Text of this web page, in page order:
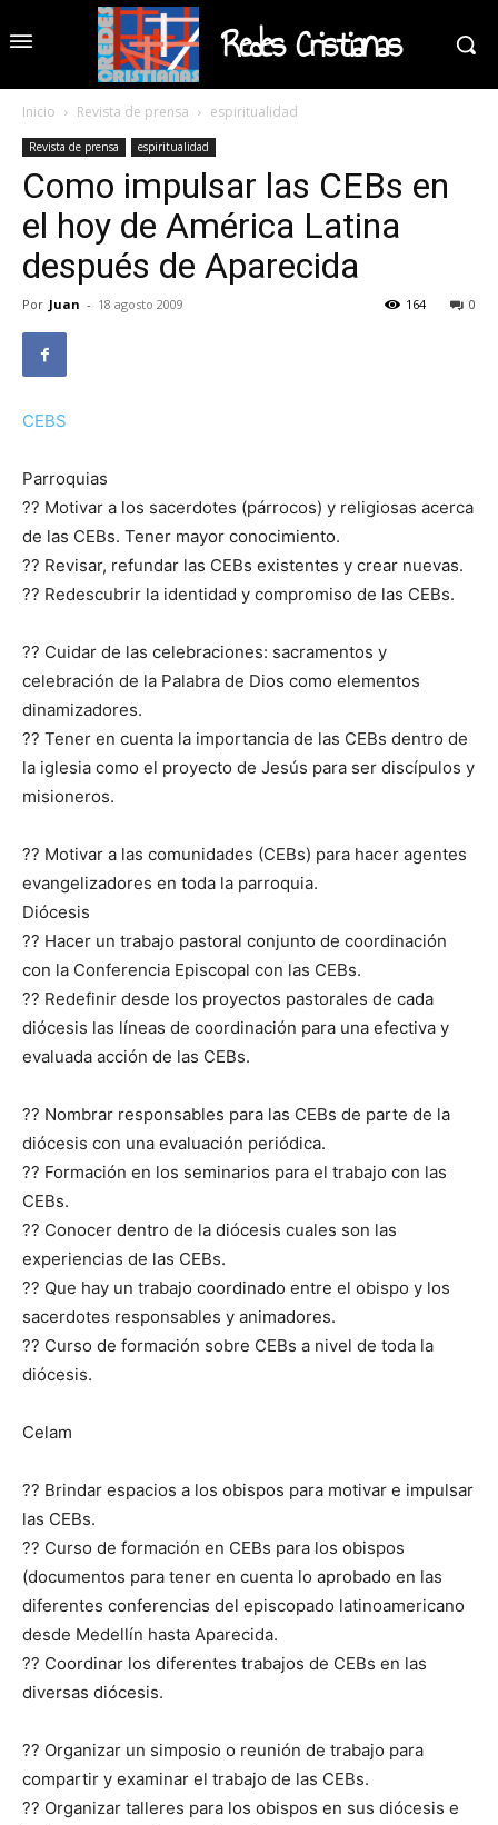
Redes Cristianas
Inicio Revista de prensa espiritualidad
Revista de prensa espiritualidad
Como impulsar las CEBs en
el hoy de América Latina
después de Aparecida
Por Juan - 18 agosto 2009 0
164
CEBS
Parroquias
?? Motivar a los sacerdotes (párrocos) y religiosas acerca
de las CEBs. Tener mayor conocimiento.
?? Revisar, refundar las CEBs existentes y crear nuevas.
?? Redescubrir la identidad y compromiso de las CEBs.
?? Cuidar de las celebraciones: sacramentos y
celebración de la Palabra de Dios como elementos
dinamizadores.
?? Tener en cuenta la importancia de las CEBs dentro de
la iglesia como el proyecto de Jesús para ser discípulos y
misioneros.
?? Motivar a las comunidades (CEBs) para hacer agentes
evangelizadores en toda la parroquia.
Diócesis
?? Hacer un trabajo pastoral conjunto de coordinación
con la Conferencia Episcopal con las CEBs.
?? Redefinir desde los proyectos pastorales de cada
diócesis las líneas de coordinación para una efectiva y
evaluada acción de las CEBs.
?? Nombrar responsables para las CEBs de parte de la
diócesis con una evaluación periódica.
?? Formación en los seminarios para el trabajo con las
CEBs.
?? Conocer dentro de la diócesis cuales son las
experiencias de las CEBs.
?? Que hay un trabajo coordinado entre el obispo y los
sacerdotes responsables y animadores.
?? Curso de formación sobre CEBs a nivel de toda la
diócesis.
Celam
?? Brindar espacios a los obispos para motivar e impulsar
las CEBs.
?? Curso de formación en CEBs para los obispos
(documentos para tener en cuenta lo aprobado en las
diferentes conferencias del episcopado latinoamericano
desde Medellín hasta Aparecida.
?? Coordinar los diferentes trabajos de CEBs en las
diversas diócesis.
?? Organizar un simposio o reunión de trabajo para
compartir y examinar el trabajo de las CEBs.
?? Organizar talleres para los obispos en sus diócesis e